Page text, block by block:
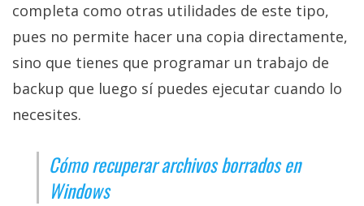
completa como otras utilidades de este tipo,
pues no permite hacer una copia directamente,
sino que tienes que programar un trabajo de
backup que luego sí puedes ejecutar cuando lo
necesites.
Cómo recuperar archivos borrados en
Windows